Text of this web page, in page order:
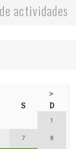
actividades
>
S D
1
7 8